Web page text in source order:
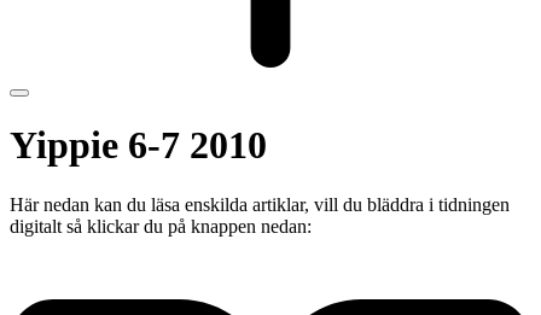
Yippie 6-7 2010
Här nedan kan du läsa enskilda artiklar, vill du bläddra i tidningen
digitalt så klickar du på knappen nedan: